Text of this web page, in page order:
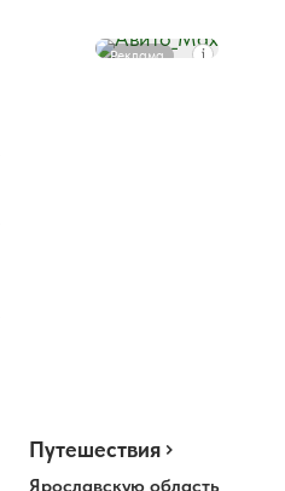
Реклама
Путешествия
Ярославскую область